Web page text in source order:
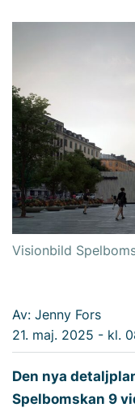
Visionbild
Av: Jenny Fors
21. maj. 2025 - kl.
Den nya
Spelbomskan 9